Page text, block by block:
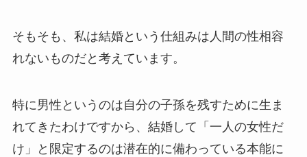
そもそも、私は結婚という仕組みは人間の性相容
れないものだと考えています。
特に男性というのは自分の子孫を残すために生ま
れてきたわけですから、結婚して「一人の女性だ
け」と限定するのは潜在的に備わっている本能に